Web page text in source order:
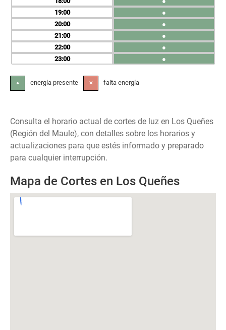
19
20
21
22
23
●
●
●
●
●
● - energía presente ✕ - falta energía
Consulta el horario actual de cortes de luz en Los Queñes
(Región del Maule), con detalles sobre los horarios y
actualizaciones para que estés informado y preparado
para cualquier interrupción.
Mapa de Cortes en Los Queñes